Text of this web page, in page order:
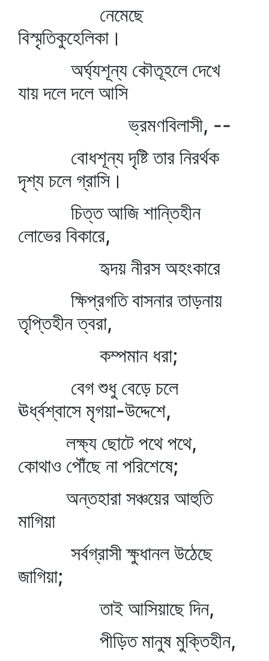
নেমেছে
বিস্মৃতিকুহেলিকা।
অর্ঘ্যশূন্য কৌতূহলে দেখে
যায় দলে দলে আসি
ভ্রমণবিলাসী, --
বোধশূন্য দৃষ্টি তার নিরর্থক
দৃশ্য চলে গ্রাসি।
চিত্ত আজি শান্তিহীন
লোভের বিকারে,
হৃদয় নীরস অহংকারে
ক্ষিপ্রগতি বাসনার তাড়নায়
তৃপ্তিহীন ত্বরা,
কম্পমান ধরা;
বেগ শুধু বেড়ে চলে
ঊর্ধ্বশ্বাসে মৃগয়া-উদ্দেশে,
লক্ষ্য ছোটে পথে পথে,
কোথাও পৌঁছে না পরিশেষে;
অন্তহারা সঞ্চয়ের আহুতি
মাগিয়া
সর্বগ্রাসী ক্ষুধানল উঠেছে
জাগিয়া;
তাই আসিয়াছে দিন,
পীড়িত মানুষ মুক্তিহীন,